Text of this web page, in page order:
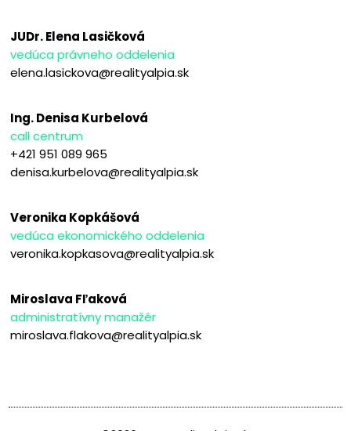
JUDr. Elena Lasičková
vedúca právneho oddelenia
elena.lasickova@realityalpia.sk
Ing. Denisa Kurbelová
call centrum
+421 951 089 965
denisa.kurbelova@realityalpia.sk
Veronika Kopkášová
vedúca ekonomického oddelenia
veronika.kopkasova@realityalpia.sk
Miroslava Fľaková
administratívny manažér
miroslava.flakova@realityalpia.sk